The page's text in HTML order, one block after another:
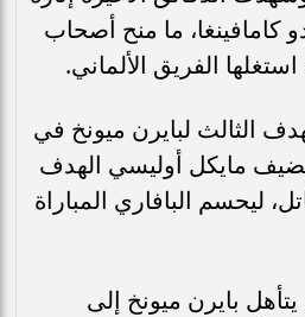
كامافينغا، ما منح أصحاب
الفريق الألماني.
الثالث لبايرن ميونخ في
قبل أن يضيف مايكل أوليسي الهدف
ليحسم البافاري المباراة
يتأهل بايرن ميونخ إلى